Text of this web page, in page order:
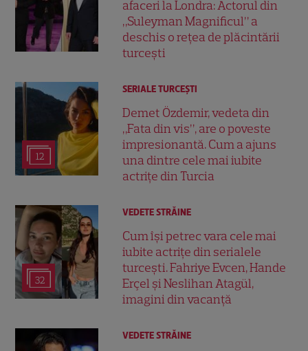
afaceri la Londra: Actorul din
„Suleyman Magnificul” a
deschis o rețea de plăcintării
turcești
12
SERIALE TURCEŞTI
Demet Özdemir, vedeta din
„Fata din vis”, are o poveste
impresionantă. Cum a ajuns
una dintre cele mai iubite
actrițe din Turcia
32
VEDETE STRĂINE
Cum își petrec vara cele mai
iubite actrițe din serialele
turcești. Fahriye Evcen, Hande
Erçel și Neslihan Atagül,
imagini din vacanță
VEDETE STRĂINE